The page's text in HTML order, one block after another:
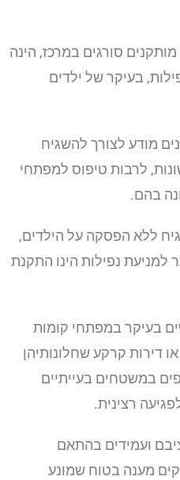
סורגים במרכז, הינה
בעיקר של ילדים
מודע לצורך להשגיח
לרבות טיפוס למפתחי
בהם.
ללא הפסקה על הילדים,
למניעת נפילות הינו התקנת
בעיקר במפתחי קומות
דירות קרקע שחלונותיהן
במשטחים בעייתיים
רצינית.
ועמידים בהתאם
מענה בטוח שמונע